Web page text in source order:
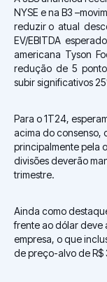
NYSE e na B3
reduzir o atual
EV/EBITDA
americana Tyson
redução de 5
subir significativos
Para o 1T24,
acima do consenso,
principalmente pela
divisões deverão
trimestre.
Ainda como
frente ao dólar deve
empresa, o que
de preço-alvo de R$